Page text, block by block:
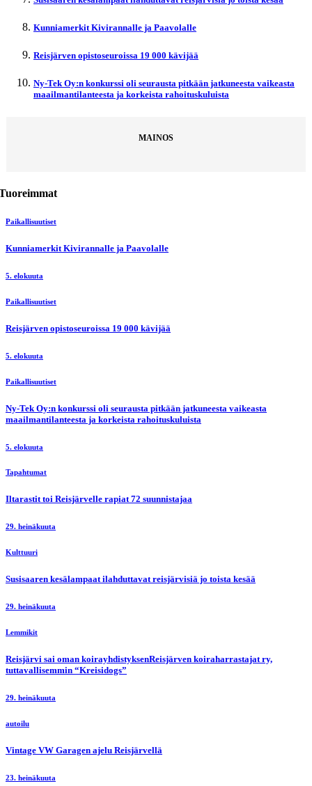
Kunniamerkit Kivirannalle ja Paavolalle
Reisjärven opistoseuroissa 19 000 kävijää
Ny-Tek Oy:n konkurssi oli seurausta pitkään jatkuneesta vaikeasta
maailmantilanteesta ja korkeista rahoituskuluista
MAINOS
Paikallisuutiset
Kunniamerkit Kivirannalle ja Paavolalle
5. elokuuta
Paikallisuutiset
Reisjärven opistoseuroissa 19 000 kävijää
5. elokuuta
Paikallisuutiset
Ny-Tek Oy:n konkurssi oli seurausta pitkään jatkuneesta vaikeasta
maailmantilanteesta ja korkeista rahoituskuluista
5. elokuuta
Tapahtumat
Iltarastit toi Reisjärvelle rapiat 72 suunnistajaa
29. heinäkuuta
Kulttuuri
Susisaaren kesälampaat ilahduttavat reisjärvisiä jo toista kesää
29. heinäkuuta
Lemmikit
Reisjärvi sai oman koirayhdistyksenReisjärven koiraharrastajat ry,
tuttavallisemmin “Kreisidogs”
29. heinäkuuta
autoilu
Vintage VW Garagen ajelu Reisjärvellä
23. heinäkuuta